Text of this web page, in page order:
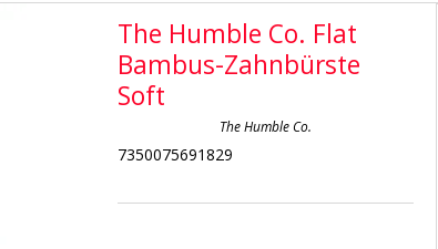
The Humble Co. Flat
Bambus-Zahnbürste
Soft
The Humble Co.
7350075691829